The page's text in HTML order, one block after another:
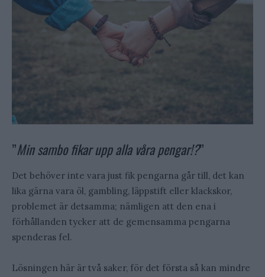
”Min sambo fikar upp alla våra pengar!?”
Det behöver inte vara just fik pengarna går till, det kan
lika gärna vara öl, gambling, läppstift eller klackskor,
problemet är detsamma; nämligen att den ena i
förhållanden tycker att de gemensamma pengarna
spenderas fel.
Lösningen här är två saker, för det första så kan mindre